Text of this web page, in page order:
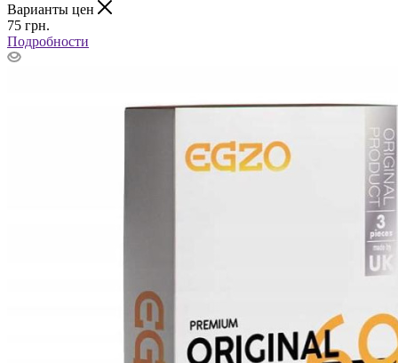
Варианты цен
75 грн.
Подробности